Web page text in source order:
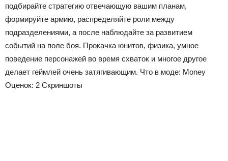
подбирайте стратегию отвечающую вашим планам,
формируйте армию, распределяйте роли между
подразделениями, а после наблюдайте за развитием
событий на поле боя. Прокачка юнитов, физика, умное
поведение персонажей во время схваток и многое другое
делает геймлей очень затягивающим. Что в моде: Money
Оценок: 2 Скриншоты